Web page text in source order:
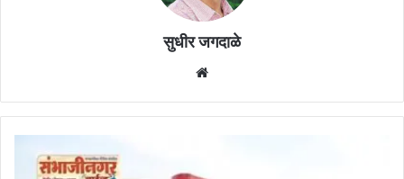
सुधीर जगदाळे
येथील